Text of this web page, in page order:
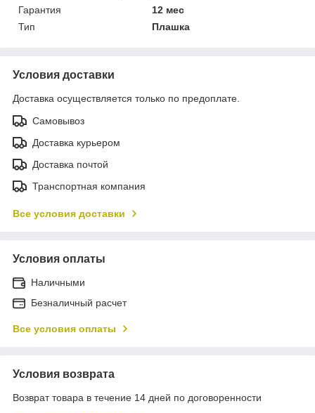
Гарантия
12 мес
Тип
Плашка
Условия доставки
Доставка осуществляется только по предоплате.
Самовывоз
Доставка курьером
Доставка почтой
Транспортная компания
Все условия доставки
Условия оплаты
Наличными
Безналичный расчет
Все условия оплаты
Условия возврата
Возврат товара в течение 14 дней по договоренности